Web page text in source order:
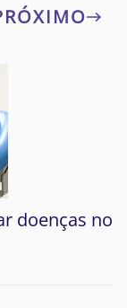
doenças no